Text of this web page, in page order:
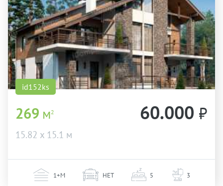
id152ks
269 м2
15.82 х 15.1 м
60.000 ₽
1+М НЕТ 5 3